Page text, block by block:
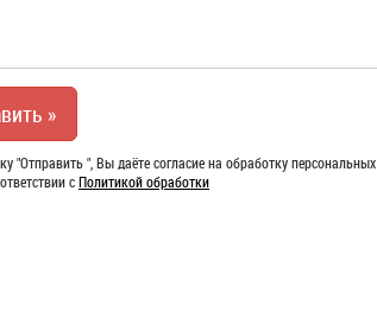
"Отправить ", Вы даёте согласие на обработку персональных
сПолитикой обработки